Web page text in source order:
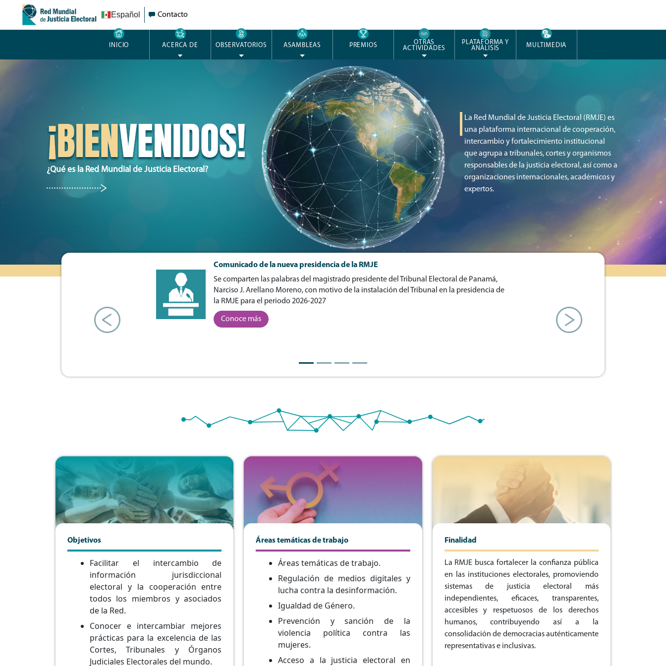
Español Contacto
INICIO ACERCA DE OBSERVATORIOS ASAMBLEAS PREMIOS
OTRAS
ACTIVIDADES
PLATAFORMA Y
ANÁLISIS
MULTIMEDIA
¿Qué es la Red Mundial de Justicia Electoral?
La Red Mundial de Justicia Electoral (RMJE) es
una plataforma internacional de cooperación,
intercambio y fortalecimiento institucional
que agrupa a tribunales, cortes y organismos
responsables de la justicia electoral, así como a
organizaciones internacionales, académicos y
expertos.
Comunicado de la nueva presidencia de la RMJE
Se comparten las palabras del magistrado presidente del Tribunal Electoral de Panamá,
Narciso J. Arellano Moreno, con motivo de la instalación del Tribunal en la presidencia de
la RMJE para el periodo 2026-2027
Conoce más
Previous Next
Objetivos
Facilitar el intercambio de
información jurisdiccional
electoral y la cooperación entre
todos los miembros y asociados
de la Red.
Conocer e intercambiar mejores
prácticas para la excelencia de las
Cortes, Tribunales y Órganos
Judiciales Electorales del mundo.
Áreas temáticas de trabajo
Áreas temáticas de trabajo.
Regulación de medios digitales y
lucha contra la desinformación.
Igualdad de Género.
Prevención y sanción de la
violencia política contra las
mujeres.
Acceso a la justicia electoral en
Finalidad
La RMJE busca fortalecer la confianza pública
en las instituciones electorales, promoviendo
sistemas de justicia electoral más
independientes, eficaces, transparentes,
accesibles y respetuosos de los derechos
humanos, contribuyendo así a la
consolidación de democracias auténticamente
representativas e inclusivas.